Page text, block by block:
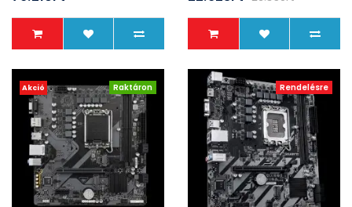
Akció Raktáron Rendelésre